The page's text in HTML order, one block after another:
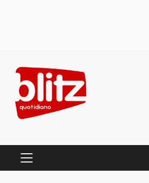
content
PRIMARY